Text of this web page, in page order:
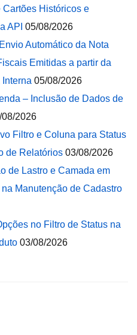
Cartões Históricos e
API 05/08/2026
Automático da Nota
Emitidas a partir da
05/08/2026
– Inclusão de Dados de
08/2026
Filtro e Coluna para Status
de Relatórios 03/08/2026
de Lastro e Camada em
Manutenção de Cadastro
no Filtro de Status na
03/08/2026